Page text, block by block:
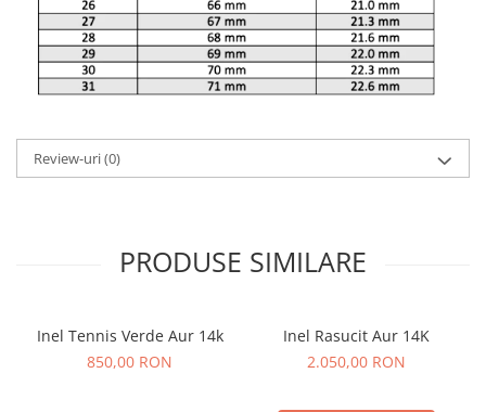
Review-uri(0)
PRODUSE SIMILARE
Inel Tennis Verde Aur 14k
850,00 RON
Inel Rasucit Aur 14K
2.050,00 RON